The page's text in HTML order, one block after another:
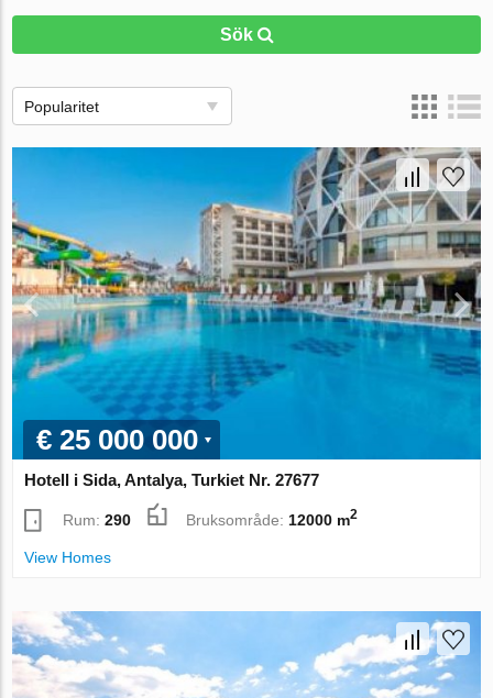
Sök
Popularitet
€ 25 000 000
Hotell i Sida, Antalya, Turkiet Nr. 27677
Rum:290 Bruksområde: 12000 m2
View Homes